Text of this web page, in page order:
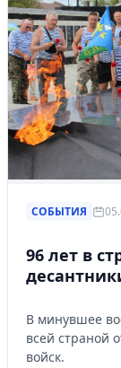
СОБЫТИЯ
96 лет в
В минувшее
всей страной
войск.